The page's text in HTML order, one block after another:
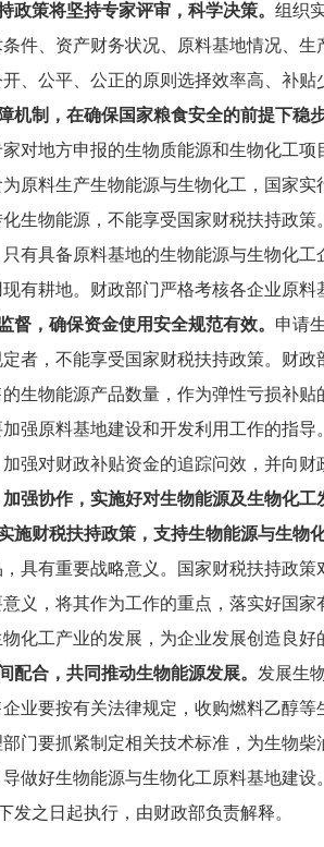
政策将坚持专家评审，科学决策。 组织
件、资产财务状况、原料基地情况、
、公平、公正的原则选择效率高、补
机制，在确保国家粮食安全的前提下稳
对地方申报的生物质能源和生物化工
原料生产生物能源与生物化工，国家
生物能源，不能享受国家财税扶持政
有具备原料基地的生物能源与生物化
有耕地。财政部门严格考核各企业原
督，确保资金使用安全规范有效。 申请
者，不能享受国家财税扶持政策。财
生物能源产品数量，作为弹性亏损补
强原料基地建设和开发利用工作的指
强对财政补贴资金的追踪问效，并向财
加强协作，实施好对生物能源及生物化工
施财税扶持政策，支持生物能源与生物
具有重要战略意义。国家财税扶持政
义，将其作为工作的重点，落实好国
化工产业的发展，为企业发展创造良
配合，共同推动生物能源发展。 发展生
业要按有关法律规定，收购燃料乙醇
门要抓紧制定相关技术标准，为生物
做好生物能源与生物化工原料基地建
发之日起执行，由财政部负责解释。